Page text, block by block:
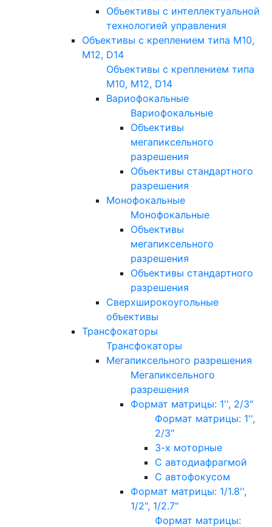
Объективы с интеллектуальной
технологией управления
Объективы с креплением типа M10,
M12, D14
Объективы с креплением типа
M10, M12, D14
Вариофокальные
Вариофокальные
Объективы
мегапиксельного
разрешения
Объективы стандартного
разрешения
Монофокальные
Монофокальные
Объективы
мегапиксельного
разрешения
Объективы стандартного
разрешения
Сверхширокоугольные
объективы
Трансфокаторы
Трансфокаторы
Мегапиксельного разрешения
Мегапиксельного
разрешения
Формат матрицы: 1'', 2/3"
Формат матрицы: 1'',
2/3"
3-х моторные
С автодиафрагмой
С автофокусом
Формат матрицы: 1/1.8'',
1/2", 1/2.7"
Формат матрицы: